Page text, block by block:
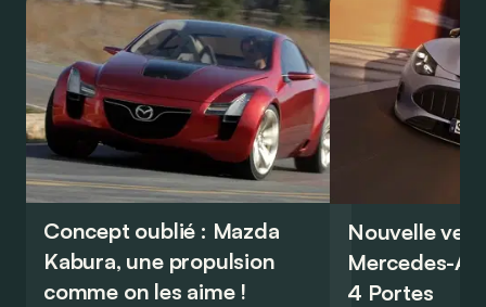
Concept oublié : Mazda
Kabura, une propulsion
comme on les aime !
Nouvelle
Mercedes-
4 Portes